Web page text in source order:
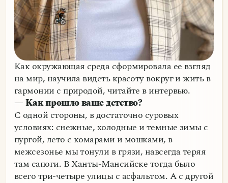
Как окружающая среда сформировала ее взгляд
на мир, научила видеть красоту вокруг и жить в
гармонии с природой, читайте в интервью.
— Как прошло ваше детство?
С одной стороны, в достаточно суровых
условиях: снежные, холодные и темные зимы с
пургой, лето с комарами и мошками, в
межсезонье мы тонули в грязи, навсегда теряя
там сапоги. В Ханты-Мансийске тогда было
всего три-четыре улицы с асфальтом. А с другой